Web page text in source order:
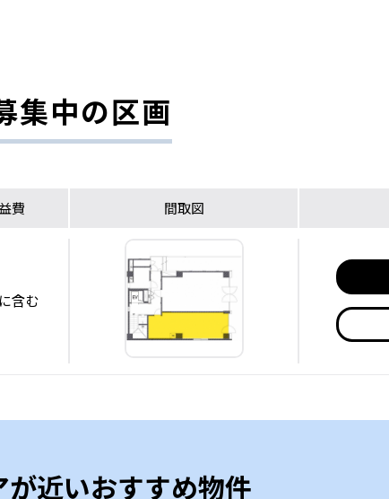
集中の区画
費 間取図
含む
近いおすすめ物件